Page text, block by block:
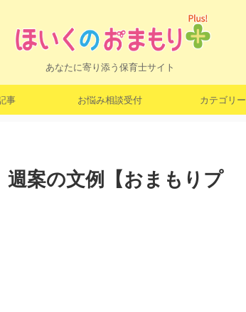
あなたに寄り添う保育士サイト
事 お悩み相談受付 カテゴリー
週案の文例【おまもりプ